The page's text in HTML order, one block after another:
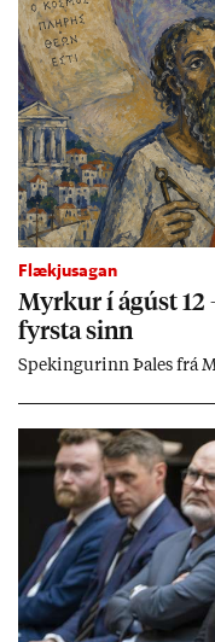
Flækjusagan
Myrk­ur í ág­úst
fyrsta sinn
Spek­ing­ur­inn Þa­les frá